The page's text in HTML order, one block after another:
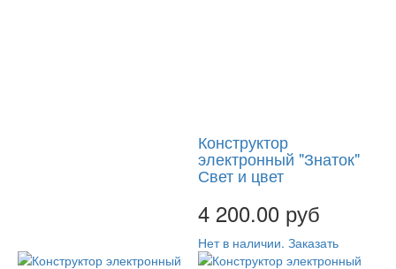
Конструктор
электронный "Знаток"
Свет и цвет
4 200.00 руб
Нет в наличии. Заказать